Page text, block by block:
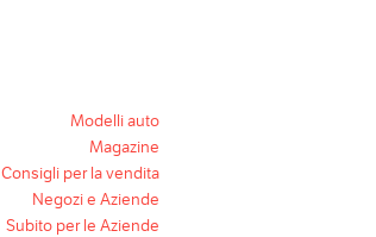
Modelli auto
Magazine
Consigli per la vendita
Negozi e Aziende
Subito per le Aziende